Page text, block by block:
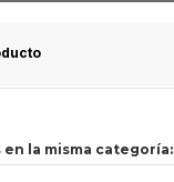
en la misma categoría: